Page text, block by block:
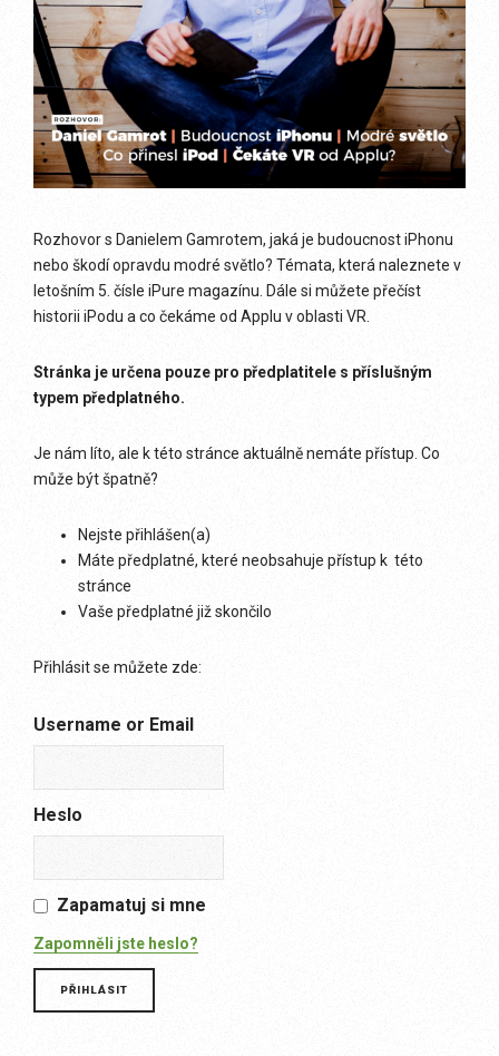
Rozhovor s Danielem Gamrotem, jaká je budoucnost iPhonu
nebo škodí opravdu modré světlo? Témata, která naleznete v
letošním 5. čísle iPure magazínu. Dále si můžete přečíst
historii iPodu a co čekáme od Applu v oblasti VR.
Stránka je určena pouze pro předplatitele s příslušným
typem předplatného.
Je nám líto, ale k této stránce aktuálně nemáte přístup. Co
může být špatně?
Nejste přihlášen(a)
Máte předplatné, které neobsahuje přístup k této
stránce
Vaše předplatné již skončilo
Přihlásit se můžete zde:
Username or Email
Heslo
Zapamatuj si mne
Zapomněli jste heslo?